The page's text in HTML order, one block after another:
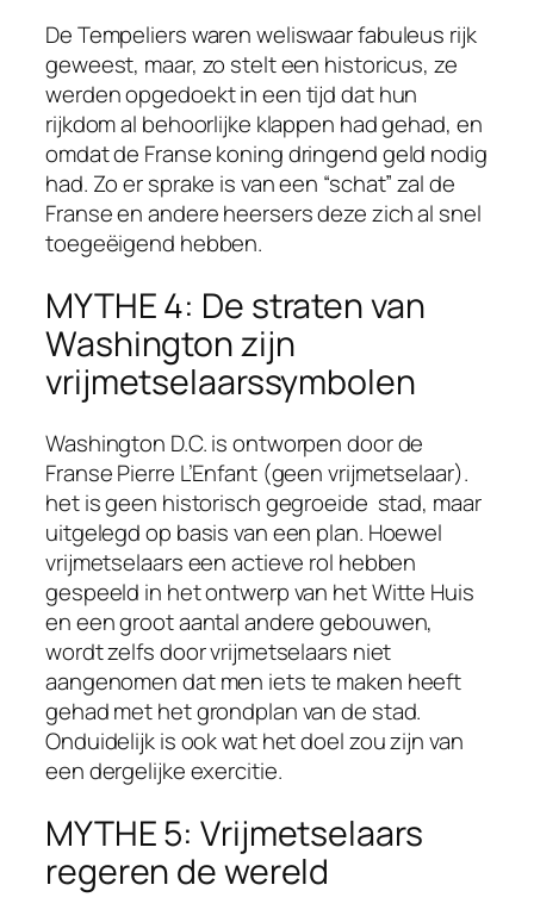
De Tempeliers waren weliswaar fabuleus rijk
geweest, maar, zo stelt een historicus, ze
werden opgedoekt in een tijd dat hun
rijkdom al behoorlijke klappen had gehad, en
omdat de Franse koning dringend geld nodig
had. Zo er sprake is van een “schat” zal de
Franse en andere heersers deze zich al snel
toegeëigend hebben.
MYTHE 4: De straten van
Washington zijn
vrijmetselaarssymbolen
Washington D.C. is ontworpen door de
Franse Pierre L’Enfant (geen vrijmetselaar).
het is geen historisch gegroeide stad, maar
uitgelegd op basis van een plan. Hoewel
vrijmetselaars een actieve rol hebben
gespeeld in het ontwerp van het Witte Huis
en een groot aantal andere gebouwen,
wordt zelfs door vrijmetselaars niet
aangenomen dat men iets te maken heeft
gehad met het grondplan van de stad.
Onduidelijk is ook wat het doel zou zijn van
een dergelijke exercitie.
MYTHE 5: Vrijmetselaars
regeren de wereld